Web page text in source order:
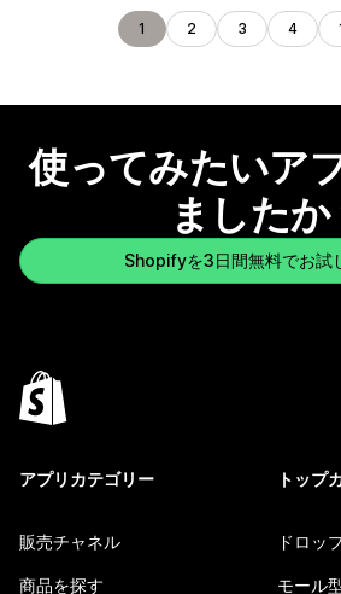
1 2 3 4
使ってみたいア
ましたか
Shopifyを3日間無料でお試
アプリカテゴリー
販売チャネル
商品を探す
トップ
ドロッ
モール